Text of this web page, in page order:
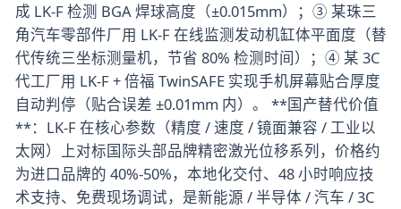
成 LK-F 检测 BGA 焊球高度（±0.015mm）；③ 某珠三
角汽车零部件厂用 LK-F 在线监测发动机缸体平面度（替
代传统三坐标测量机，节省 80% 检测时间）；④ 某 3C
代工厂用 LK-F + 倍福 TwinSAFE 实现手机屏幕贴合厚度
自动判停（贴合误差 ±0.01mm 内）。 **国产替代价值
**：LK-F 在核心参数（精度 / 速度 / 镜面兼容 / 工业以
太网）上对标国际头部品牌精密激光位移系列，价格约
为进口品牌的 40%-50%，本地化交付、48 小时响应技
术支持、免费现场调试，是新能源 / 半导体 / 汽车 / 3C